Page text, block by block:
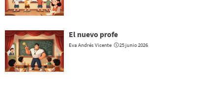
El nuevo profe
Eva Andrés Vicente 25 junio 2026